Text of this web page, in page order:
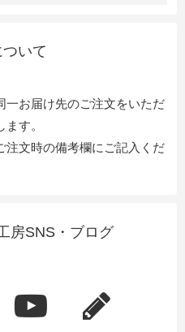
ついて
一お届け先のご注文をいただ
す。
注文時の備考欄にご記入くだ
房SNS・ブログ